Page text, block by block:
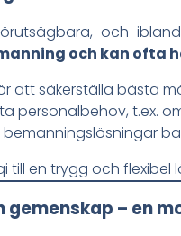
och
och kan ofta
att säkerställa bästa
personalbehov, t.ex.
till en trygg och
gemenskap – en